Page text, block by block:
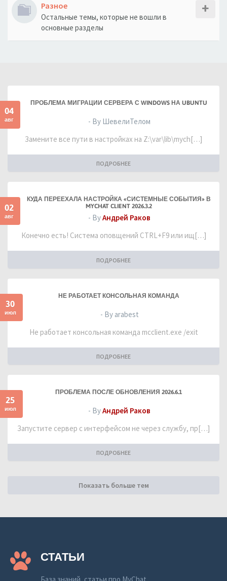
Разное
Остальные темы, которые не вошли в
основные разделы
04
авг
ПРОБЛЕМА МИГРАЦИИ СЕРВЕРА С WINDOWS НА UBUNTU
- By ШевелиТелом
Замените все пути в настройках на Z:\var\lib\mych[…]
ПОДРОБНЕЕ
02
авг
КУДА ПЕРЕЕХАЛА НАСТРОЙКА «СИСТЕМНЫЕ СОБЫТИЯ» В
MYCHAT CLIENT 2026.3.2
- ByАндрей Раков
Конечно есть! Система оповщений CTRL+F9 или ищ[…]
ПОДРОБНЕЕ
30
июл
НЕ РАБОТАЕТ КОНСОЛЬНАЯ КОМАНДА
- By arabest
Не работает консольная команда mcclient.exe /exit
ПОДРОБНЕЕ
25
июл
ПРОБЛЕМА ПОСЛЕ ОБНОВЛЕНИЯ 2026.6.1
- ByАндрей Раков
Запустите сервер с интерфейсом не через службу, пр[…]
ПОДРОБНЕЕ
Показать больше тем
СТАТЬИ